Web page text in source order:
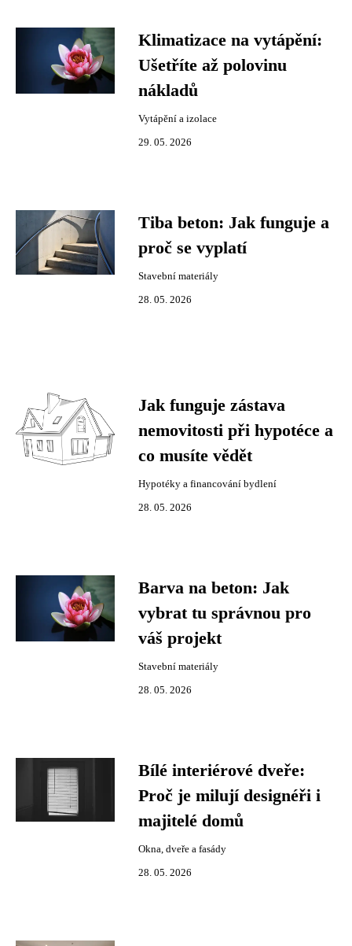
Klimatizace na vytápění:
Ušetříte až polovinu
nákladů
Vytápění a izolace
29. 05. 2026
Tiba beton: Jak funguje a
proč se vyplatí
Stavební materiály
28. 05. 2026
Jak funguje zástava
nemovitosti při hypotéce a
co musíte vědět
Hypotéky a financování bydlení
28. 05. 2026
Barva na beton: Jak
vybrat tu správnou pro
váš projekt
Stavební materiály
28. 05. 2026
Bílé interiérové dveře:
Proč je milují designéři i
majitelé domů
Okna, dveře a fasády
28. 05. 2026